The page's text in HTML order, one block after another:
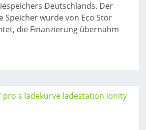
Deutschlands. Der
Speicher wurde von Eco Stor
die Finanzierung übernahm